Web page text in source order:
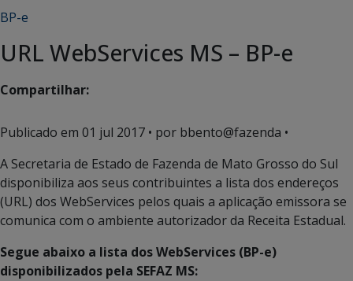
BP-e
URL WebServices MS – BP-e
Compartilhar:
Publicado em 01 jul 2017 • por bbento@fazenda •
A Secretaria de Estado de Fazenda de Mato Grosso do Sul
disponibiliza aos seus contribuintes a lista dos endereços
(URL) dos WebServices pelos quais a aplicação emissora se
comunica com o ambiente autorizador da Receita Estadual.
Segue abaixo a lista dos WebServices (BP-e)
disponibilizados pela SEFAZ MS: